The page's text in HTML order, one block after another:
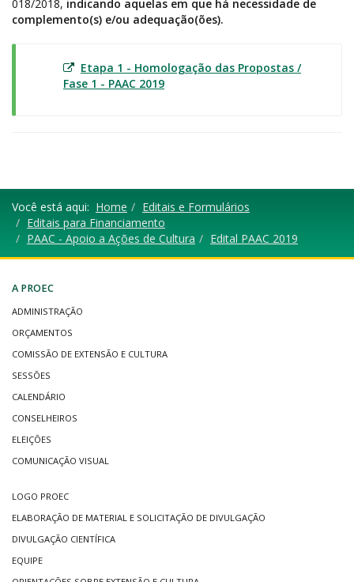
018/2018, indicando aquelas em que há necessidade de
complemento(s) e/ou adequação(ões).
Etapa 1 - Homologação das Propostas /
Fase 1 - PAAC 2019
Você está aqui: Home
Editais e Formulários
Editais para Financiamento
PAAC - Apoio a Ações de Cultura
Edital PAAC 2019
A PROEC
ADMINISTRAÇÃO
ORÇAMENTOS
COMISSÃO DE EXTENSÃO E CULTURA
SESSÕES
CALENDÁRIO
CONSELHEIROS
ELEIÇÕES
COMUNICAÇÃO VISUAL
LOGO PROEC
ELABORAÇÃO DE MATERIAL E SOLICITAÇÃO DE DIVULGAÇÃO
DIVULGAÇÃO CIENTÍFICA
EQUIPE